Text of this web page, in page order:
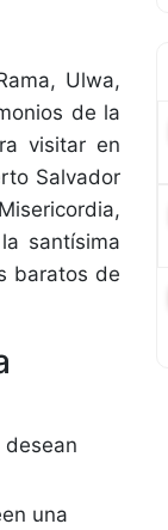
Ulwa,
de la
visitar en
Salvador
santísima
baratos de
desean
una